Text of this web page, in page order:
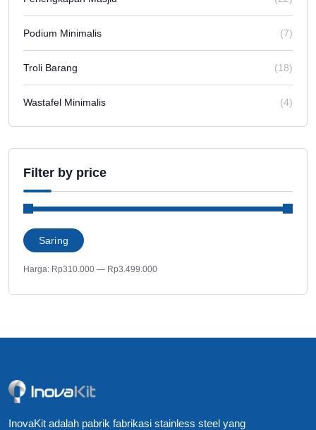
Podium Minimalis (7)
Troli Barang (18)
Wastafel Minimalis (4)
Filter by price
Harga
terendah
Harga
tertinggi
Saring
Harga: Rp310.000 — Rp3.499.000
InovaKit adalah pabrik fabrikasi stainless steel yang